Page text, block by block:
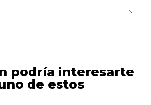
podría interesarte
de estos